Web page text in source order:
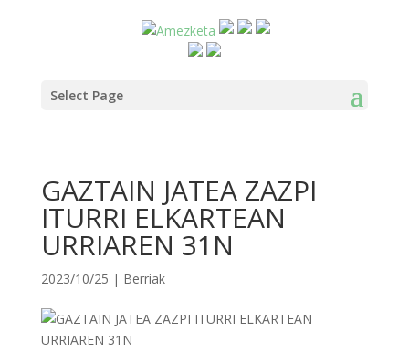
Select Page
GAZTAIN JATEA ZAZPI
ITURRI ELKARTEAN
URRIAREN 31N
2023/10/25 | Berriak